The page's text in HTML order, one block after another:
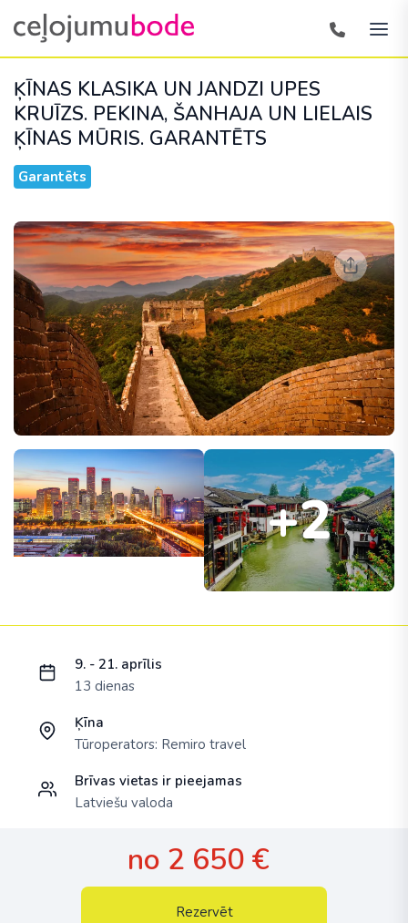
ĶĪNAS KLASIKA UN JANDZI UPES
KRUĪZS. PEKINA, ŠANHAJA UN LIELAIS
ĶĪNAS MŪRIS. GARANTĒTS
Garantēts
+2
9. - 21. aprīlis
13 dienas
Ķīna
Tūroperators: Remiro travel
Brīvas vietas ir pieejamas
Latviešu valoda
no 2 650 €
Rezervēt